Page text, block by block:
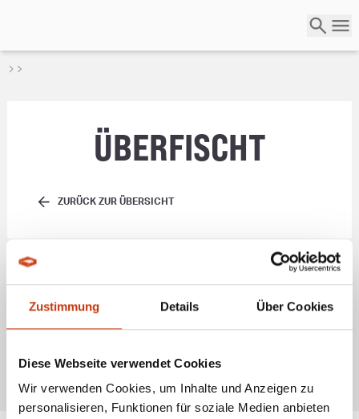
Zustimmung Details Über Cookies
Diese Webseite verwendet Cookies
Wir verwenden Cookies, um Inhalte und Anzeigen zu
personalisieren, Funktionen für soziale Medien anbieten
ÜBERFISCHT
ZURÜCK ZUR ÜBERSICHT
oder unkontrollierte Fangmethoden so stark beansprucht wird, dass sich
die Population nicht mehr ausreichend erholen kann. Für Angler bedeutet
dies, dass zu große Entnahmen oder mangelnde Regulierungen zu einem
drastischen Rückgang bestimmter Fischarten führen können. Durch
angepasste Fangbegrenzungen, die Einhaltung gesetzlicherSchonzeiten
und einen verantwortungsvollen Umgang mit den Ressourcen lässt sich
beschrieben